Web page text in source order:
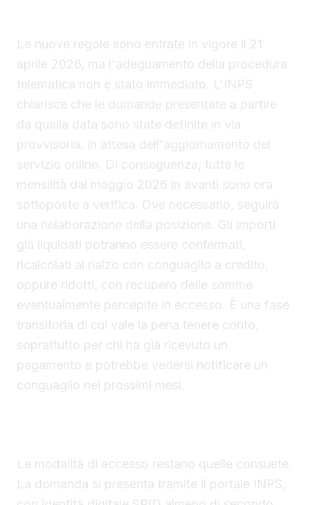
Le nuove regole sono entrate in vigore il 21
aprile 2026, ma l'adeguamento della procedura
telematica non è stato immediato. L'INPS
chiarisce che le domande presentate a partire
da quella data sono state definite in via
provvisoria, in attesa dell'aggiornamento del
servizio online. Di conseguenza, tutte le
mensilità dal maggio 2026 in avanti sono ora
sottoposte a verifica. Ove necessario, seguirà
una rielaborazione della posizione. Gli importi
già liquidati potranno essere confermati,
ricalcolati al rialzo con conguaglio a credito,
oppure ridotti, con recupero delle somme
eventualmente percepite in eccesso. È una fase
transitoria di cui vale la pena tenere conto,
soprattutto per chi ha già ricevuto un
pagamento e potrebbe vedersi notificare un
conguaglio nei prossimi mesi.
Le modalità di accesso restano quelle consuete.
La domanda si presenta tramite il portale INPS,